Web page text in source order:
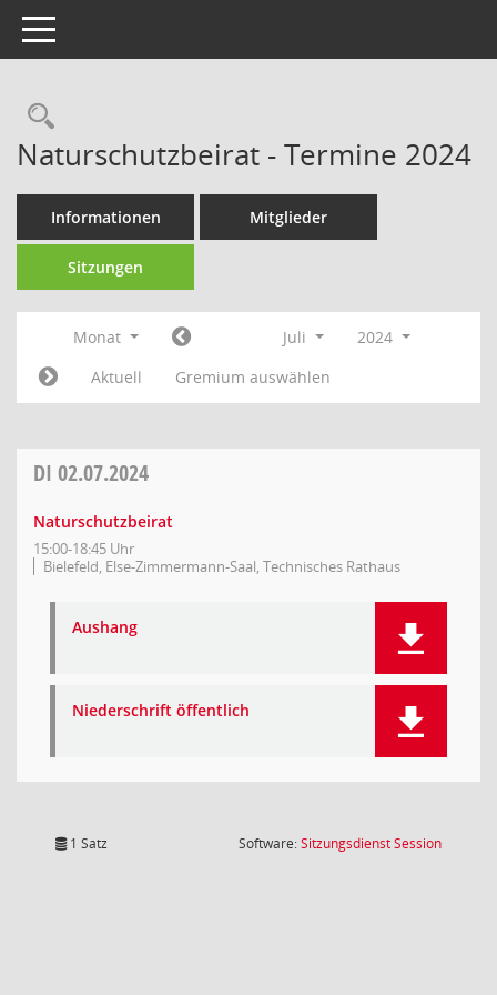
Toggle navigation
Rechercheauswahl
Naturschutzbeirat - Termine 2024
Informationen Mitglieder
Sitzungen
Monat Juli
2024
Aktuell
Gremium auswählen
DI 02.07.2024
Naturschutzbeirat
15:00-18:45 Uhr
Bielefeld, Else-Zimmermann-Saal, Technisches Rathaus
Aushang
Niederschrift öffentlich
1 Satz Software:SitzungsdienstSession(Wird in